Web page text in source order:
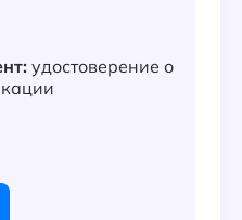
удостоверение о